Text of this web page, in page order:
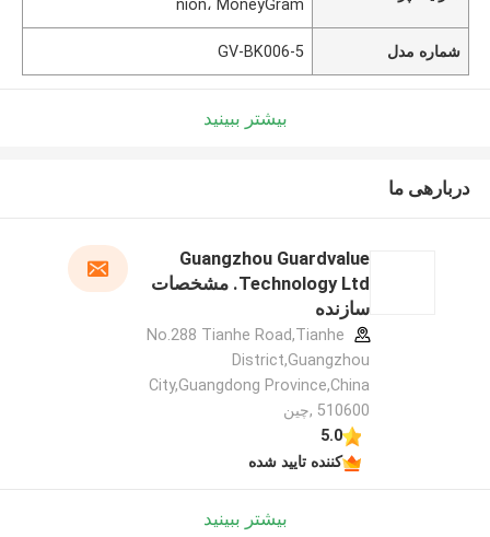
nion، MoneyGram
شماره مدل GV-BK006-5
بیشتر ببینید
دربارهی ما
Guangzhou Guardvalue
Technology Ltd. مشخصات
سازنده
No.288 Tianhe Road,Tianhe
District,Guangzhou
City,Guangdong Province,China
510600 ,چین
5.0
کننده تایید شده
بیشتر ببینید